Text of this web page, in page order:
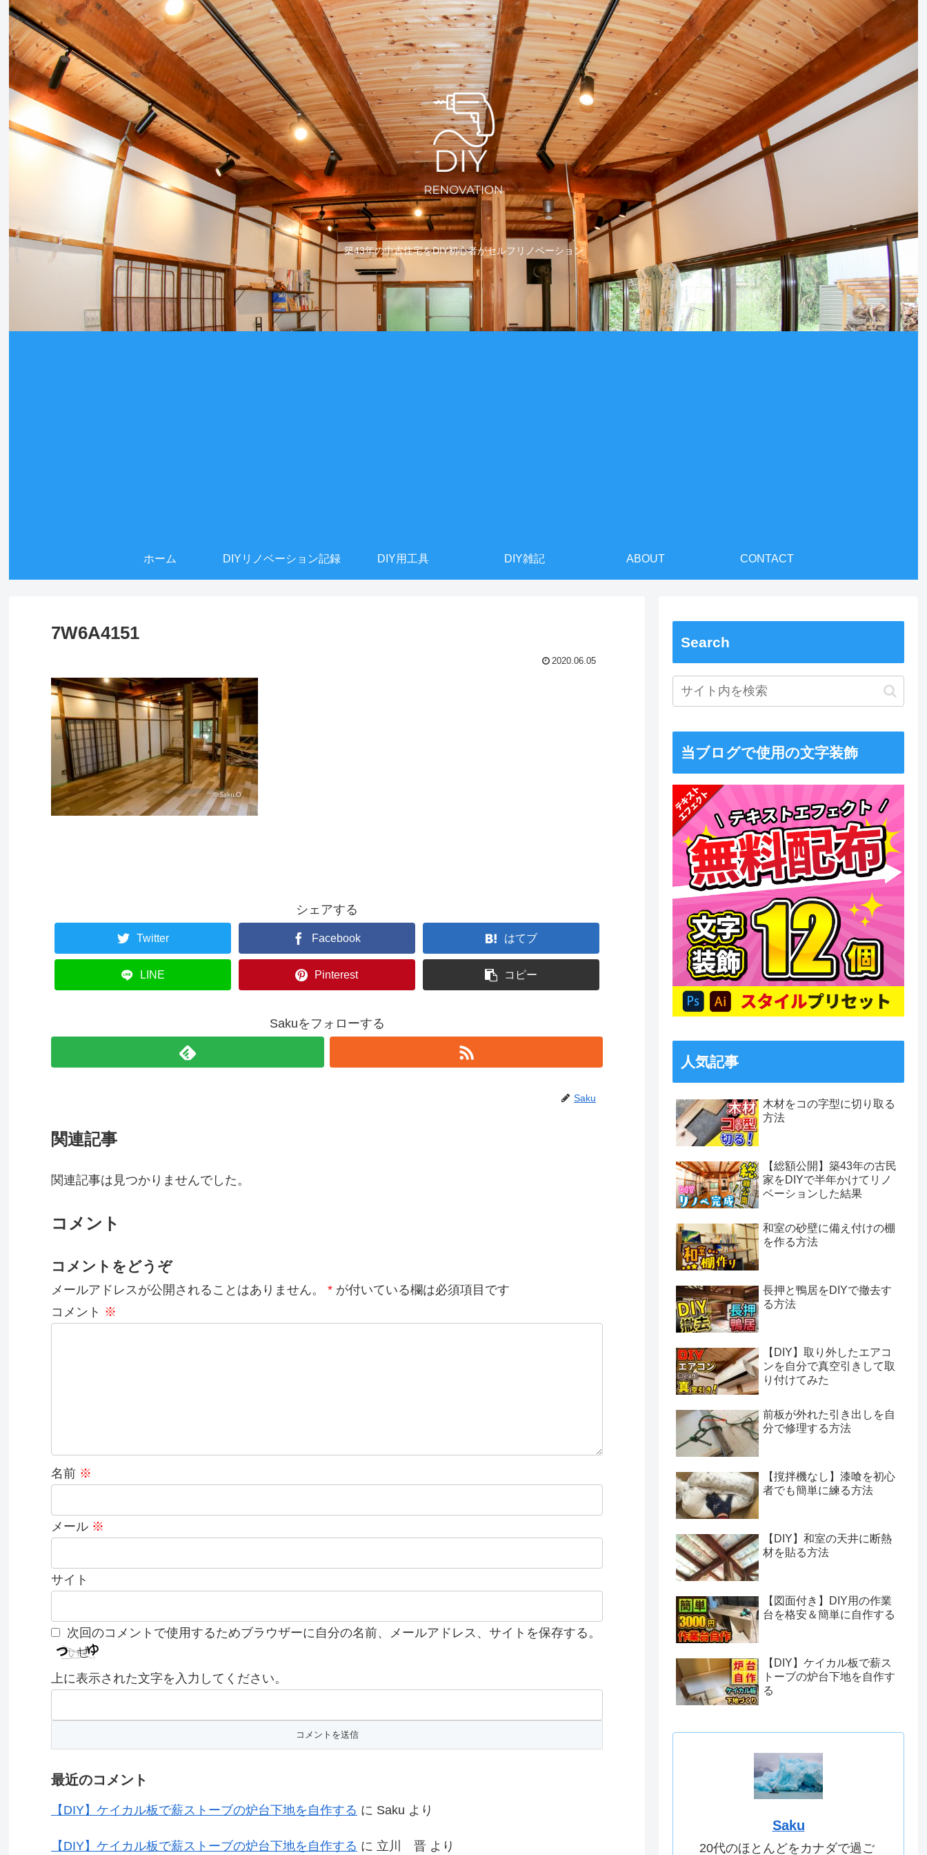
築43年の中古住宅をDIY初心者がセルフリノベーション
ホーム DIYリノベーション記録 DIY用工具 DIY雑記 ABOUT CONTACT
7W6A4151
2020.06.05
シェアする
Twitter Facebook はてブ
LINE Pinterest コピー
Sakuをフォローする
Saku
関連記事
関連記事は見つかりませんでした。
コメント
コメントをどうぞ
メールアドレスが公開されることはありません。 * が付いている欄は必須項目です
コメント ※
名前 ※
メール ※
サイト
次回のコメントで使用するためブラウザーに自分の名前、メールアドレス、サイトを保存する。
上に表示された文字を入力してください。
最近のコメント
【DIY】ケイカル板で薪ストーブの炉台下地を自作する に Saku より
【DIY】ケイカル板で薪ストーブの炉台下地を自作する に 立川 晋 より
Search
当ブログで使用の文字装飾
人気記事
木材をコの字型に切り取る
方法
【総額公開】築43年の古民
家をDIYで半年かけてリノ
ベーションした結果
和室の砂壁に備え付けの棚
を作る方法
長押と鴨居をDIYで撤去す
る方法
【DIY】取り外したエアコ
ンを自分で真空引きして取
り付けてみた
前板が外れた引き出しを自
分で修理する方法
【撹拌機なし】漆喰を初心
者でも簡単に練る方法
【DIY】和室の天井に断熱
材を貼る方法
【図面付き】DIY用の作業
台を格安＆簡単に自作する
【DIY】ケイカル板で薪ス
トーブの炉台下地を自作す
る
Saku
20代のほとんどをカナダで過ご